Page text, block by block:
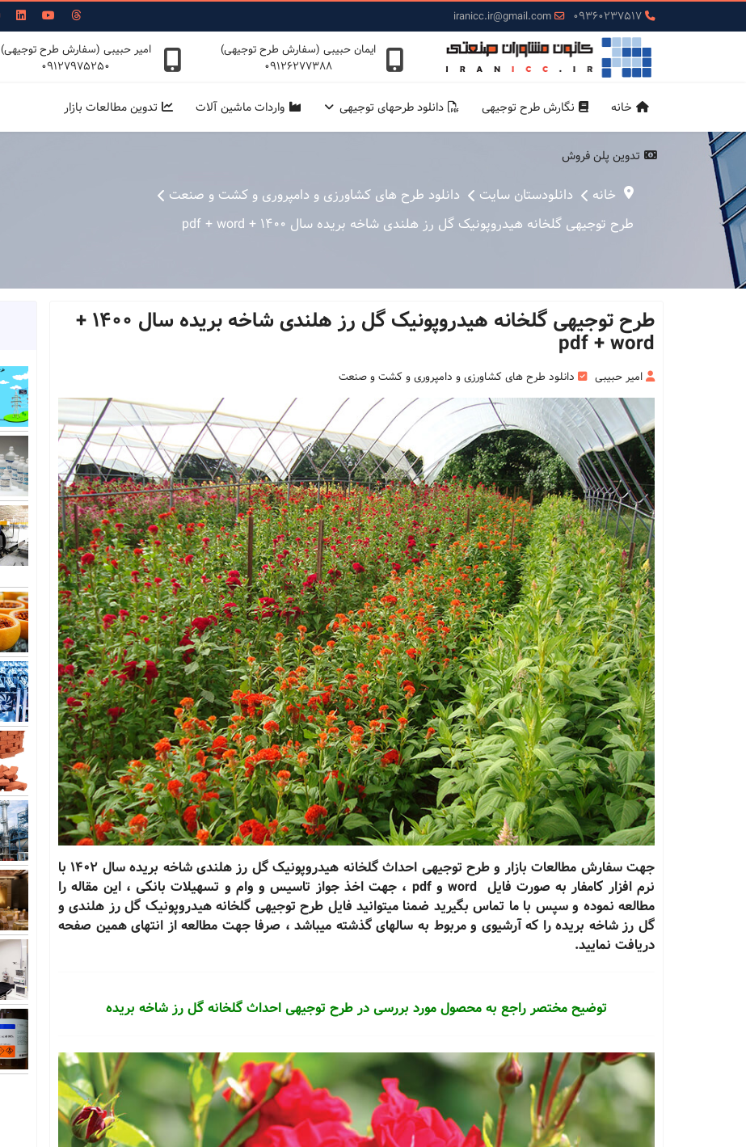
09360237517
iranicc.ir@gmail.com
ایمان حبیبی (سفارش طرح توجیهی)
09126277388
امیر حبیبی (سفارش طرح توجیهی)
09127975250
خانه نگارش طرح توجیهی دانلود طرحهای توجیهی واردات ماشین آلات تدوین مطالعات بازار
تدوین پلن فروش
خانه دانلودستان سایت
دانلود طرح های کشاورزی و دامپروری و کشت و صنعت
طرح توجیهی گلخانه هیدروپونیک گل رز هلندی شاخه بریده سال 1400 + pdf + word
طرح توجیهی گلخانه هیدروپونیک گل رز هلندی شاخه بریده سال 1400 +
pdf + word
امیر حبیبی دانلود طرح های کشاورزی و دامپروری و کشت و صنعت
جهت سفارش مطالعات بازار و طرح توجیهی احداث گلخانه هیدروپونیک گل رز هلندی شاخه بریده سال 1402 با
نرم افزار کامفار به صورت فایل word و pdf ، جهت اخذ جواز تاسیس و وام و تسهیلات بانکی ، این مقاله را
مطالعه نموده و سپس با ما تماس بگیرید ضمنا میتوانید فایل طرح توجیهی گلخانه هیدروپونیک گل رز هلندی و
گل رز شاخه بریده را که آرشیوی و مربوط به سالهای گذشته میباشد ، صرفا جهت مطالعه از انتهای همین صفحه
دریافت نمایید.
توضیح مختصر راجع به محصول مورد بررسی در طرح توجیهی احداث گلخانه گل رز شاخه بریده